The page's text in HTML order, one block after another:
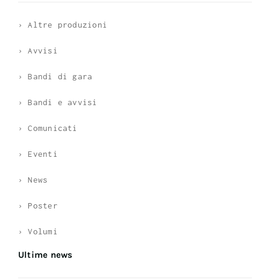
› Altre produzioni
› Avvisi
› Bandi di gara
› Bandi e avvisi
› Comunicati
› Eventi
› News
› Poster
› Volumi
Ultime news